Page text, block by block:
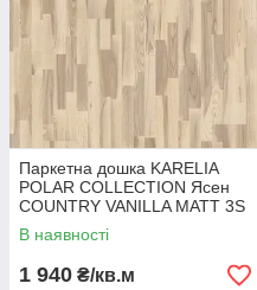
Паркетна дошка KARELIA
POLAR COLLECTION Ясен
COUNTRY VANILLA MATT 3S
3031118164001111
В наявності
1 940 ₴/кв.м